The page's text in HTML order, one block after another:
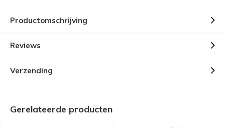
Productomschrijving
Reviews
Verzending
Gerelateerde producten